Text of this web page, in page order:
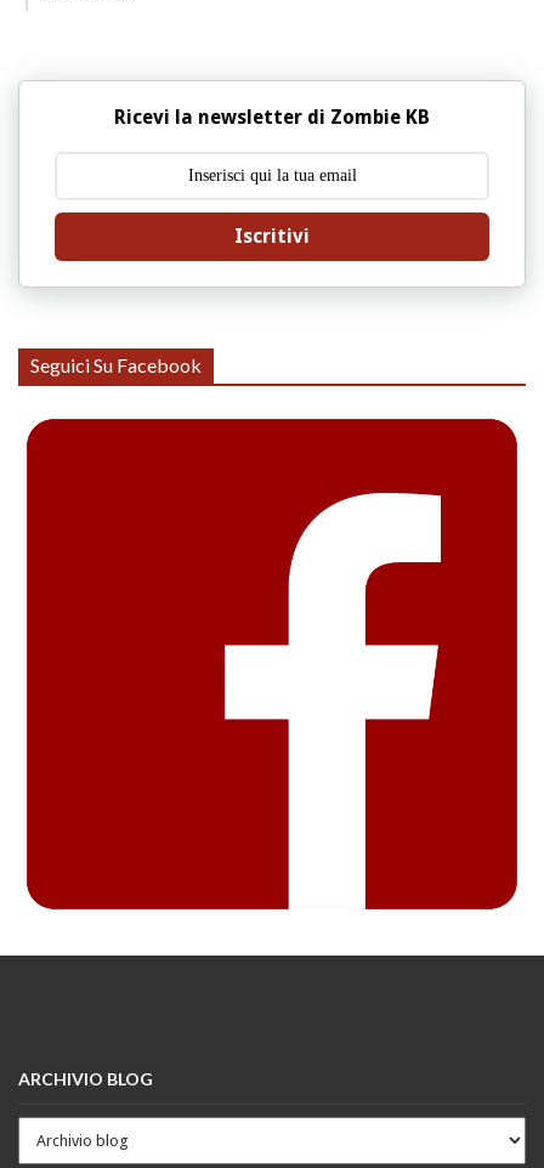
Ricevi la newsletter di Zombie KB
Iscritivi
Seguici Su Facebook
ARCHIVIO BLOG